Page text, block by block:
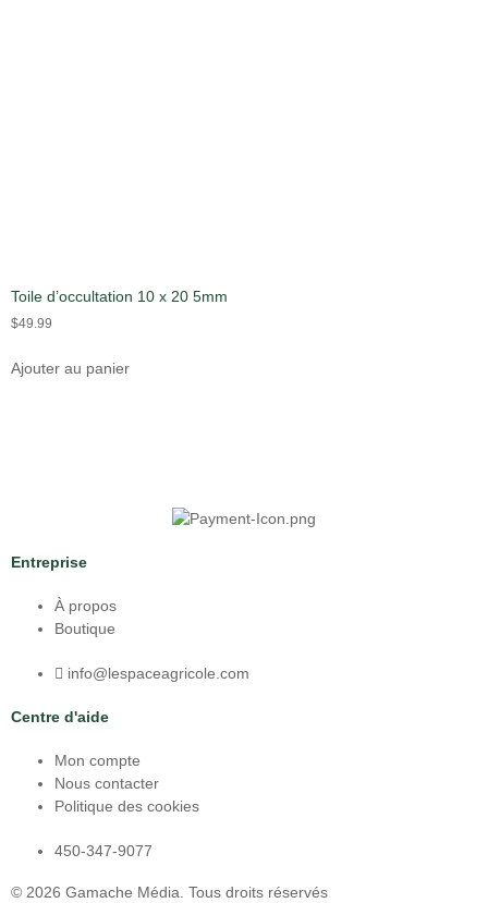
Toile d’occultation 10 x 20 5mm
$49.99
Ajouter au panier
Entreprise
À propos
Boutique
info@lespaceagricole.com
Centre d'aide
Mon compte
Nous contacter
Politique des cookies
450-347-9077
© 2026 Gamache Média. Tous droits réservés